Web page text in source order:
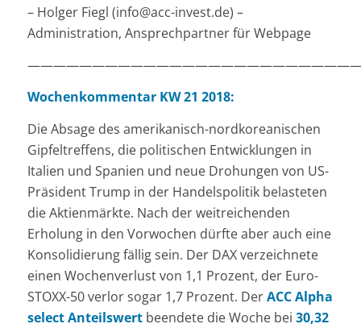
– Holger Fiegl (info@acc-invest.de) –
Administration, Ansprechpartner für Webpage
Wochenkommentar KW 21 2018:
Die Absage des amerikanisch-nordkoreanischen
Gipfeltreffens, die politischen Entwicklungen in
Italien und Spanien und neue Drohungen von US-
Präsident Trump in der Handelspolitik belasteten
die Aktienmärkte. Nach der weitreichenden
Erholung in den Vorwochen dürfte aber auch eine
Konsolidierung fällig sein. Der DAX verzeichnete
einen Wochenverlust von 1,1 Prozent, der Euro-
STOXX-50 verlor sogar 1,7 Prozent. DerACC Alpha
select Anteilswertbeendete die Woche bei 30,32